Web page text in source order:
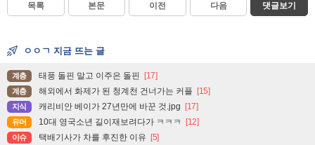
목록 본문 이전 다음 댓글보기
ㅇㅇㄱ 지금 뜨는 글
계층 태풍 돌핀 말고 이주은 돌핀 [17]
계층 해외에서 화제가 된 청계천 건너가는 커플 [15]
지식 캐리비안 베이가 27년만에 바꾼 것.jpg [17]
유머 10대 영국소년 길이재보려다가 ㅋㅋㅋ [12]
이슈 택배기사가 차를 후진한 이유 [5]